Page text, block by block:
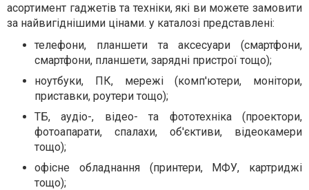
асортимент гаджетів та техніки, які ви можете замовити
за найвигіднішими цінами. у каталозі представлені:
телефони, планшети та аксесуари (смартфони,
смартфони, планшети, зарядні пристрої тощо);
ноутбуки, ПК, мережі (комп'ютери, монітори,
приставки, роутери тощо);
ТБ, аудіо-, відео- та фототехніка (проектори,
фотоапарати, спалахи, об'єктиви, відеокамери
тощо);
офісне обладнання (принтери, МФУ, картриджі
тощо);